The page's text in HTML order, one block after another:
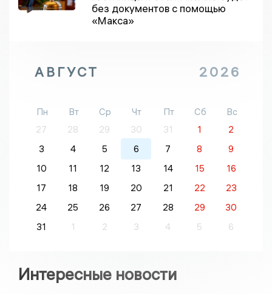
без документов с помощью
«Макса»
АВГУСТ 2026
Пн Вт Ср Чт Пт Сб
Вс
27
28 29 30 31 1
2
3
4 5 6 7 8
9
10
11 12 13 14 15
16
17
18 19 20 21 22
23
24
25 26 27 28 29
30
31
1 2 3 4 5 6
Интересные новости